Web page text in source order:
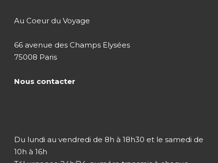
Au Coeur du Voyage
66 avenue des Champs Elysées
75008 Paris
Nous contacter
Du lundi au vendredi de 8h à 18h30 et le samedi de
10h à 16h